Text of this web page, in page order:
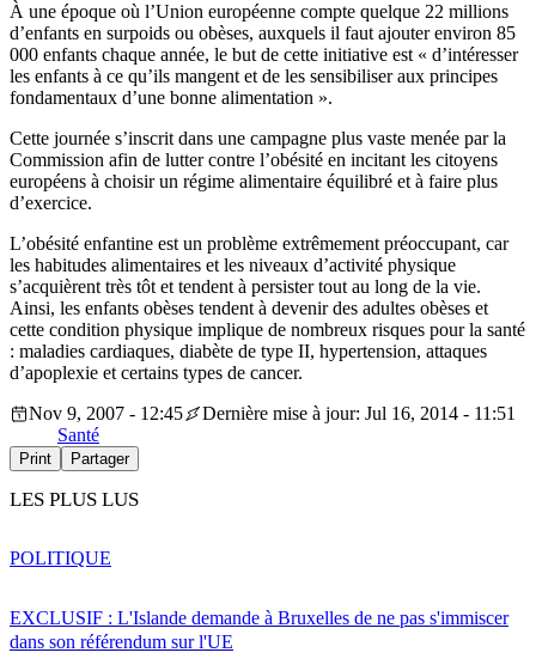
À une époque où l’Union européenne compte quelque 22 millions
d’enfants en surpoids ou obèses, auxquels il faut ajouter environ 85
000 enfants chaque année, le but de cette initiative est « d’intéresser
les enfants à ce qu’ils mangent et de les sensibiliser aux principes
fondamentaux d’une bonne alimentation ».
Cette journée s’inscrit dans une campagne plus vaste menée par la
Commission afin de lutter contre l’obésité en incitant les citoyens
européens à choisir un régime alimentaire équilibré et à faire plus
d’exercice.
L’obésité enfantine est un problème extrêmement préoccupant, car
les habitudes alimentaires et les niveaux d’activité physique
s’acquièrent très tôt et tendent à persister tout au long de la vie.
Ainsi, les enfants obèses tendent à devenir des adultes obèses et
cette condition physique implique de nombreux risques pour la santé
: maladies cardiaques, diabète de type II, hypertension, attaques
d’apoplexie et certains types de cancer.
Nov 9, 2007 - 12:45
Dernière mise à jour: Jul 16, 2014 - 11:51
Santé
Print Partager
LES PLUS LUS
EXCLUSIF : L'Islande demande à Bruxelles de ne pas s'immiscer
dans son référendum sur l'UE
POLITIQUE